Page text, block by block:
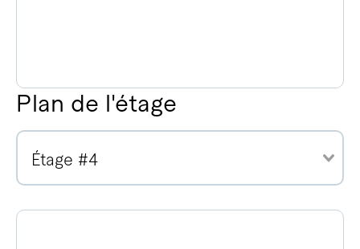
Plan de l'étage
Étage #4